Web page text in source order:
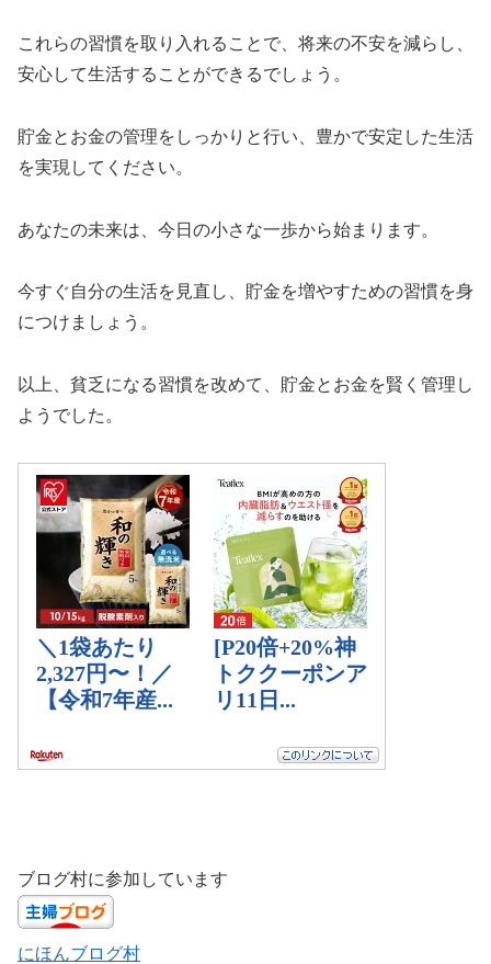
これらの習慣を取り入れることで、将来の不安を減らし、
安心して生活することができるでしょう。
貯金とお金の管理をしっかりと行い、豊かで安定した生活
を実現してください。
あなたの未来は、今日の小さな一歩から始まります。
今すぐ自分の生活を見直し、貯金を増やすための習慣を身
につけましょう。
以上、貧乏になる習慣を改めて、貯金とお金を賢く管理し
ようでした。
ブログ村に参加しています
にほんブログ村